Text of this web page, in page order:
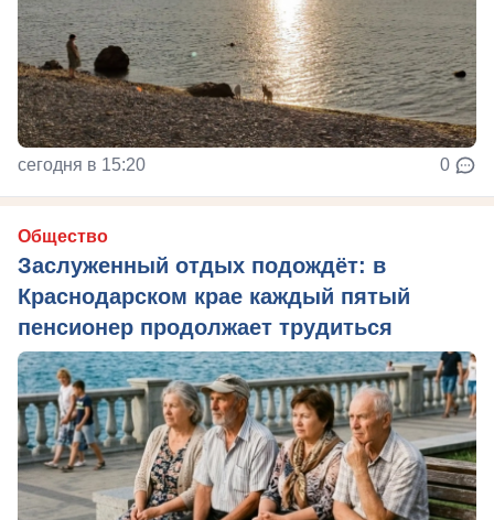
сегодня в 15:20 0
Общество
Заслуженный отдых подождёт: в
Краснодарском крае каждый пятый
пенсионер продолжает трудиться